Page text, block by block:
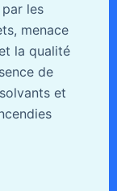
par les
menace
la qualité
de
et